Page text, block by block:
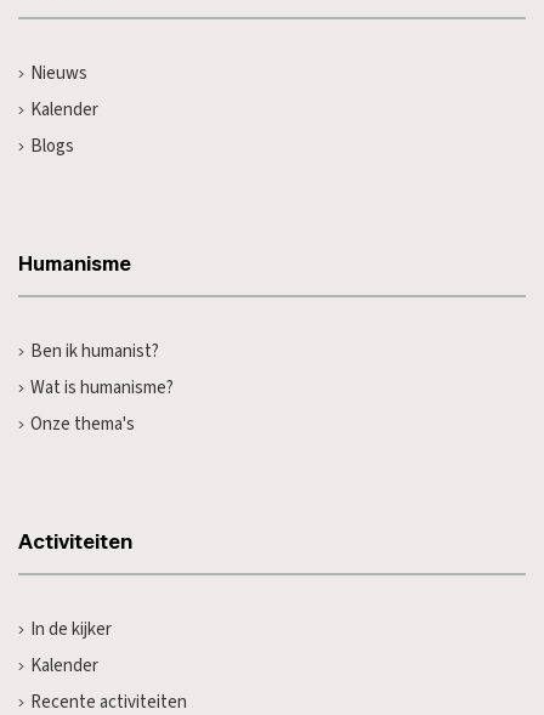
Nieuws
Kalender
Blogs
Humanisme
Ben ik humanist?
Wat is humanisme?
Onze thema's
Activiteiten
In de kijker
Kalender
Recente activiteiten